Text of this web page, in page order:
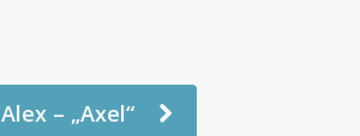
Alex – „Axel“